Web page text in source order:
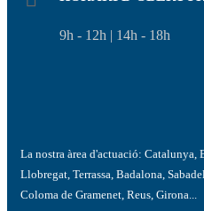
9h - 12h | 14h - 18h
La nostra àrea d'actuació: Catalunya,
Llobregat, Terrassa, Badalona,
Coloma de Gramenet, Reus, Girona...